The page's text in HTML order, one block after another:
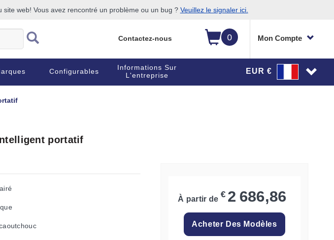
site web! Vous avez rencontré un problème ou un bug ? Veuillez le signaler ici.
0 Mon Compte
Contactez-nous
Configurables
Informations Sur
L'entreprise
EUR €
portatif
À partir de € 2 686,86
Acheter Des Modèles